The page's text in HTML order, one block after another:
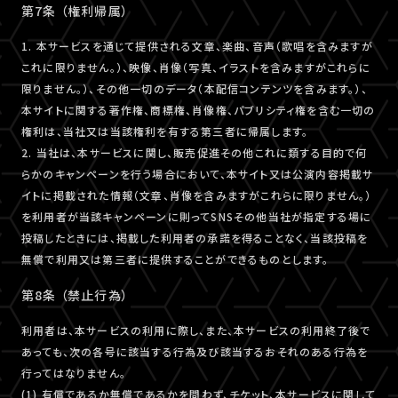
第7条 （権利帰属）
1. 本サービスを通じて提供される文章、楽曲、音声（歌唱を含みますが
これに限りません。）、映像、肖像（写真、イラストを含みますがこれらに
限りません。）、その他一切のデータ（本配信コンテンツを含みます。）、
本サイトに関する著作権、商標権、肖像権、パブリシティ権を含む一切の
権利は、当社又は当該権利を有する第三者に帰属します。
2. 当社は、本サービスに関し、販売促進その他これに類する目的で何
らかのキャンペーンを行う場合において、本サイト又は公演内容掲載サ
イトに掲載された情報（文章、肖像を含みますがこれらに限りません。）
を利用者が当該キャンペーンに則ってSNSその他当社が指定する場に
投稿したときには、掲載した利用者の承諾を得ることなく、当該投稿を
無償で利用又は第三者に提供することができるものとします。
第8条 （禁止行為）
利用者は、本サービスの利用に際し、また、本サービスの利用終了後で
あっても、次の各号に該当する行為及び該当するおそれのある行為を
行ってはなりません。
(1) 有償であるか無償であるかを問わず、チケット、本サービスに関して